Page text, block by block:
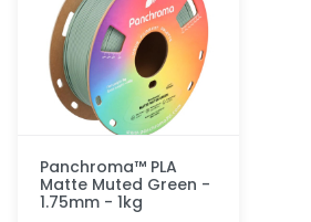
Panchroma™ PLA
Matte Muted Green -
1.75mm - 1kg